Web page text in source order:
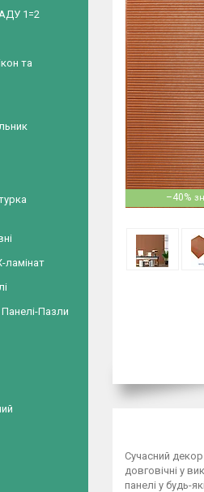
–40%
Сучасний
довговічні у
панелі у будь-
1=2
та
ламінат
Пазли